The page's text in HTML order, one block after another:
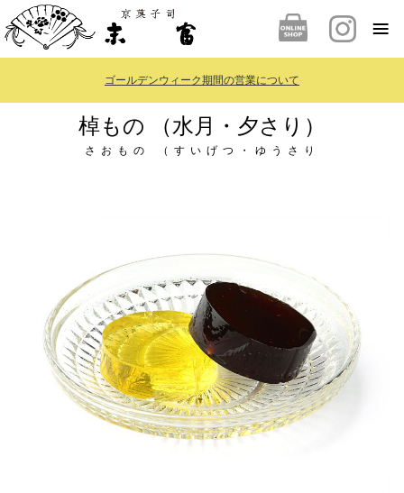
ゴールデンウィーク期間の営業について
棹もの （水月・夕さり）
さおもの （すいげつ・ゆうさり